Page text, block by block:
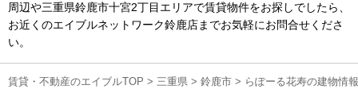
周辺や三重県鈴鹿市十宮2丁目エリアで賃貸物件をお探しでしたら、
お近くのエイブルネットワーク鈴鹿店までお気軽にお問合せくださ
い。
賃貸・不動産のエイブルTOP > 三重県 > 鈴鹿市 > らぽーる花寿の建物情